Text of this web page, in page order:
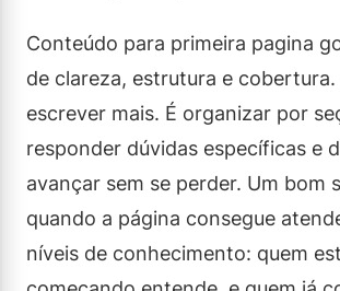
Conteúdo para primeira pagina
de clareza, estrutura e cobertura.
escrever mais. É organizar por
responder dúvidas específicas e
avançar sem se perder. Um bom
quando a página consegue
níveis de conhecimento: quem